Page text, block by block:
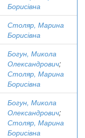
Борисівна
Столяр, Марина
Борисівна
Богун, Микола
Олександрович;
Столяр, Марина
Борисівна
Богун, Микола
Олександрович;
Столяр, Марина
Борисівна